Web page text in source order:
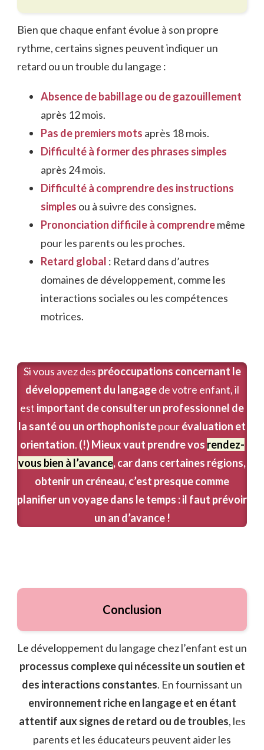
Bien que chaque enfant évolue à son propre
rythme, certains signes peuvent indiquer un
retard ou un trouble du langage :
Absence de babillage ou de gazouillement
après 12 mois.
Pas de premiers mots après 18 mois.
Difficulté à former des phrases simples
après 24 mois.
Difficulté à comprendre des instructions
simples ou à suivre des consignes.
Prononciation difficile à comprendremême
pour les parents ou les proches.
Retard global : Retard dans d’autres
domaines de développement, comme les
interactions sociales ou les compétences
motrices.
Si vous avez des préoccupations concernant le
développement du langagede votre enfant, il
est important de consulter un professionnel de
la santé ou un orthophonistepourévaluation et
orientation. (!) Mieux vaut prendre vos rendez-
vous bien à l’avance, car dans certaines régions,
obtenir un créneau, c’est presque comme
planifier un voyage dans le temps : il faut prévoir
un an d’avance !
Conclusion
Le développement du langage chez l’enfant est un
processus complexe qui nécessite un soutien et
des interactions constantes. En fournissant un
environnement riche en langage et en étant
attentif aux signes de retard ou de troubles, les
parents et les éducateurs peuvent aider les